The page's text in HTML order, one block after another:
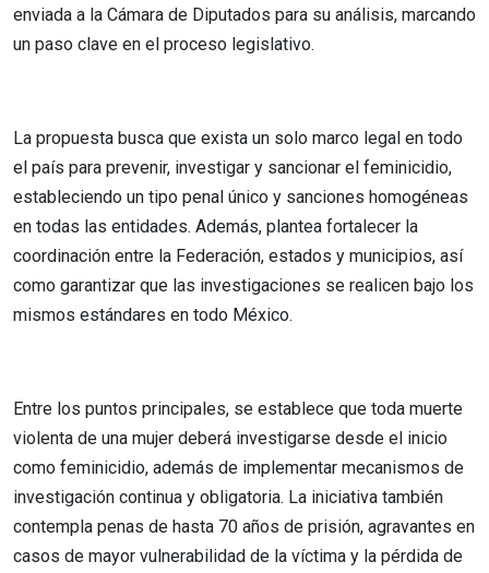
enviada a la Cámara de Diputados para su análisis, marcando
un paso clave en el proceso legislativo.
La propuesta busca que exista un solo marco legal en todo
el país para prevenir, investigar y sancionar el feminicidio,
estableciendo un tipo penal único y sanciones homogéneas
en todas las entidades. Además, plantea fortalecer la
coordinación entre la Federación, estados y municipios, así
como garantizar que las investigaciones se realicen bajo los
mismos estándares en todo México.
Entre los puntos principales, se establece que toda muerte
violenta de una mujer deberá investigarse desde el inicio
como feminicidio, además de implementar mecanismos de
investigación continua y obligatoria. La iniciativa también
contempla penas de hasta 70 años de prisión, agravantes en
casos de mayor vulnerabilidad de la víctima y la pérdida de